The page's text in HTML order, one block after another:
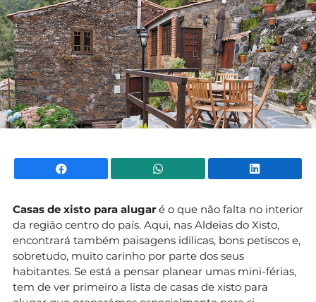
Facebook WhatsApp
Casas de xisto para alugar é o que não falta no interior
da região centro do país. Aqui, nas Aldeias do Xisto,
encontrará também paisagens idílicas, bons petiscos e,
sobretudo, muito carinho por parte dos seus
habitantes. Se está a pensar planear umas mini-férias,
tem de ver primeiro a lista de casas de xisto para